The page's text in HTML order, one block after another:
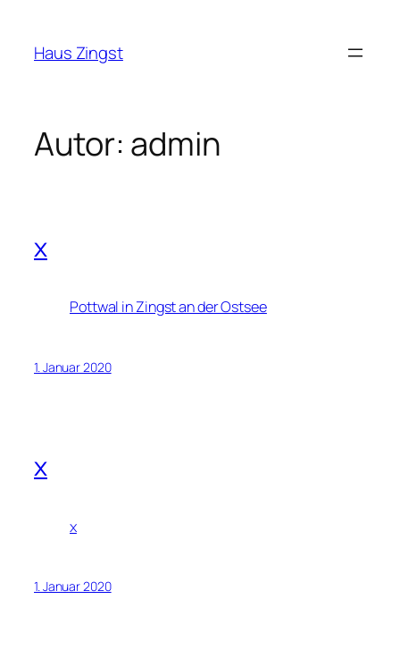
springen
Haus Zingst
Autor: admin
x
Pottwal in Zingst an der Ostsee
1. Januar 2020
x
x
1. Januar 2020